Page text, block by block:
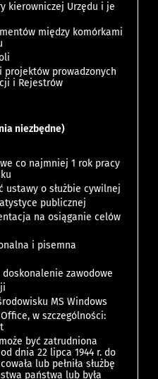
kierowniczej Urzędu i je
między komórkami
projektów prowadzonych
i Rejestrów
niezbędne)
co najmniej 1 rok pracy
ustawy o służbie cywilnej
publicznej
na osiąganie celów
i pisemna
zawodowe
MS Windows
w szczególności:
być zatrudniona
dnia 22 lipca 1944 r. do
lub pełniła służbę
państwa lub była